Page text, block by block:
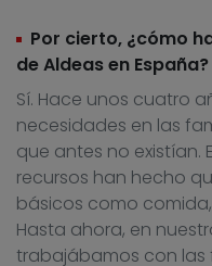
Por cierto, ¿cómo
de Aldeas en España?
Sí. Hace unos cuatro
necesidades en las
que antes no existían.
recursos han hecho
básicos como
Hasta ahora, en
trabajábamos con las